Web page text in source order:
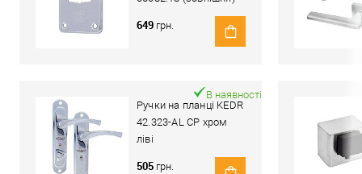
хром полірований
649 грн.
Ручки на планці KEDR
42.323-AL CP хром
ліві
В наявності
505 грн.